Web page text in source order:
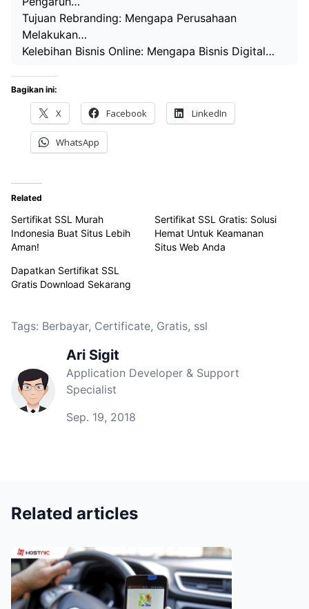
Tujuan Rebranding: Mengapa Perusahaan
Melakukan…
Kelebihan Bisnis Online: Mengapa Bisnis Digital…
Bagikan ini:
X Facebook LinkedIn
WhatsApp
Related
Sertifikat SSL Murah
Indonesia Buat Situs Lebih
Aman!
Sertifikat SSL Gratis: Solusi
Hemat Untuk Keamanan
Situs Web Anda
Dapatkan Sertifikat SSL
Gratis Download Sekarang
Tags: Berbayar, Certificate, Gratis, ssl
Ari Sigit
Application Developer & Support
Specialist
Sep. 19, 2018
Related articles